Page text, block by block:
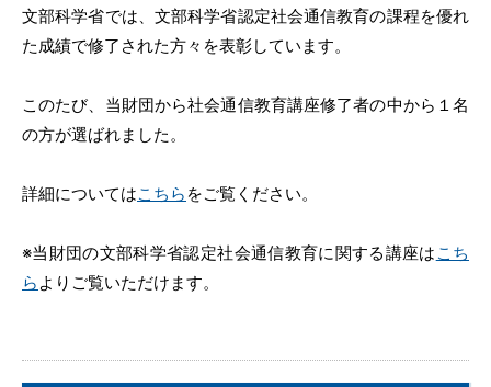
文部科学省では、文部科学省認定社会通信教育の課程を優れ
た成績で修了された方々を表彰しています。
このたび、当財団から社会通信教育講座修了者の中から１名
の方が選ばれました。
詳細についてはこちら をご覧ください。
※当財団の文部科学省認定社会通信教育に関する講座は こち
ら よりご覧いただけます。